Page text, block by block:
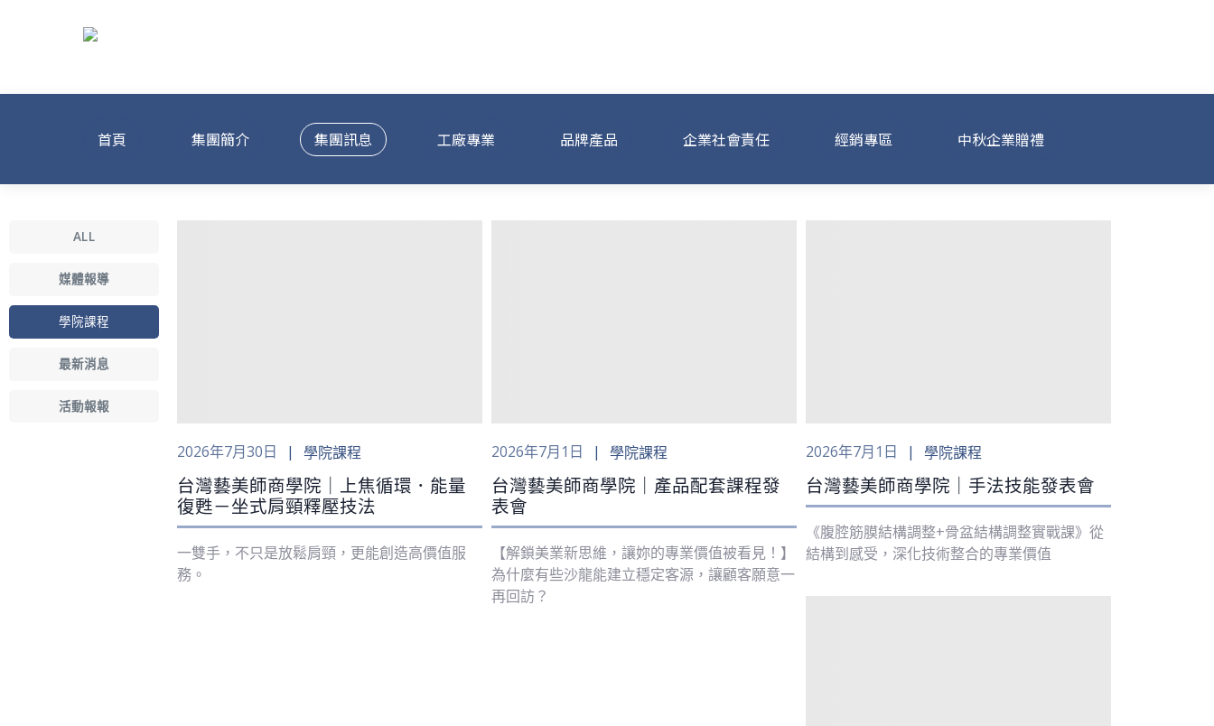
首頁 集團簡介 集團訊息 工廠專業 品牌產品 企業社會責任 經銷專區 中秋企業贈禮
ALL
媒體報導
學院課程
最新消息
活動報報
2026年7月30日 學院課程
台灣藝美師商學院｜上焦循環．能量
復甦－坐式肩頸釋壓技法
一雙手，不只是放鬆肩頸，更能創造高價值服
務。
2026年7月1日 學院課程
台灣藝美師商學院｜產品配套課程發
表會
【解鎖美業新思維，讓妳的專業價值被看見！】
為什麼有些沙龍能建立穩定客源，讓顧客願意一
再回訪？
2026年7月1日 學院課程
台灣藝美師商學院｜手法技能發表會
《腹腔筋膜結構調整+骨盆結構調整實戰課》從
結構到感受，深化技術整合的專業價值